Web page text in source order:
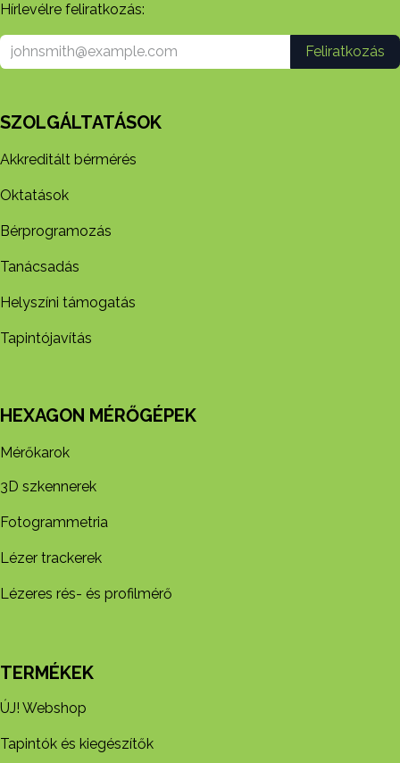
Hírlevélre feliratkozás:
Feliratkozás
SZOLGÁLTATÁSOK
Akkreditált bérmérés
Oktatások
Bérprogramozás
Tanácsadás
Helyszíni támogatás
Tapintójavítás
HEXAGON MÉRŐGÉPEK
Mérőkarok
3D szkennerek
Fotogrammetria
Lézer trackerek
Lézeres rés- és profilmérő
TERMÉKEK
ÚJ! Webshop
Tapintók és kiegészítők